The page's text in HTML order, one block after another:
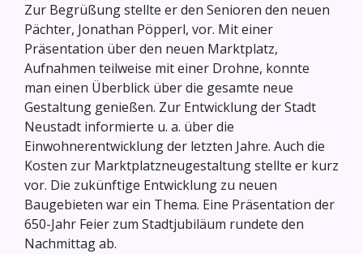
Zur Begrüßung stellte er den Senioren den neuen
Pächter, Jonathan Pöpperl, vor. Mit einer
Präsentation über den neuen Marktplatz,
Aufnahmen teilweise mit einer Drohne, konnte
man einen Überblick über die gesamte neue
Gestaltung genießen. Zur Entwicklung der Stadt
Neustadt informierte u. a. über die
Einwohnerentwicklung der letzten Jahre. Auch die
Kosten zur Marktplatzneugestaltung stellte er kurz
vor. Die zukünftige Entwicklung zu neuen
Baugebieten war ein Thema. Eine Präsentation der
650-Jahr Feier zum Stadtjubiläum rundete den
Nachmittag ab.